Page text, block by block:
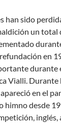
han sido
un total
en
durante
Vialli. Durante
en el
himno desde
inglés,